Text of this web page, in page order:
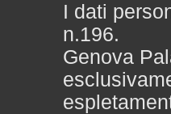
I dati
n.196.
Genova